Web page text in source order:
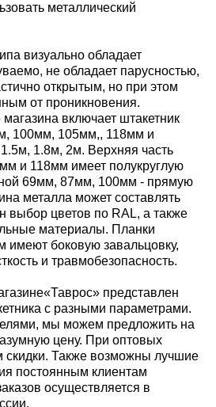
металлический
визуально обладает
не обладает парусностью,
открытым, но при этом
от проникновения.
включает штакетник
100мм, 105мм,, 118мм и
1.8м, 2м. Верхняя часть
и 118мм имеет полукруглую
69мм, 87мм, 100мм - прямую
металла может составлять
выбор цветов по RAL, а также
материалы. Планки
имеют боковую завальцовку,
и травмобезопасность.
представлен
с разными параметрами.
мы можем предложить на
цену. При оптовых
скидки. Также возможны лучшие
постоянным клиентам
осуществляется в